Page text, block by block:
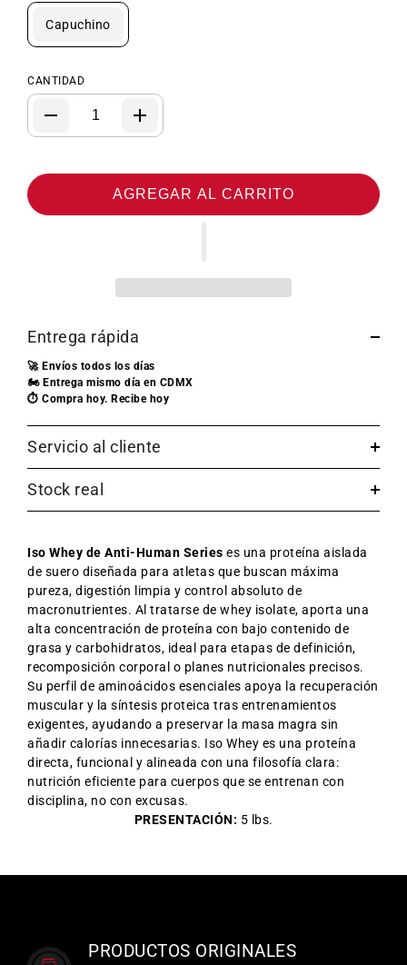
Capuchino
CANTIDAD
AGREGAR AL CARRITO
Entrega rápida
🚀 Envíos todos los días
🏍️ Entrega mismo día en CDMX
⏱️ Compra hoy. Recibe hoy
Servicio al cliente
Stock real
Iso Whey de Anti-Human Series es una proteína aislada
de suero diseñada para atletas que buscan máxima
pureza, digestión limpia y control absoluto de
macronutrientes. Al tratarse de whey isolate, aporta una
alta concentración de proteína con bajo contenido de
grasa y carbohidratos, ideal para etapas de definición,
recomposición corporal o planes nutricionales precisos.
Su perfil de aminoácidos esenciales apoya la recuperación
muscular y la síntesis proteica tras entrenamientos
exigentes, ayudando a preservar la masa magra sin
añadir calorías innecesarias. Iso Whey es una proteína
directa, funcional y alineada con una filosofía clara:
nutrición eficiente para cuerpos que se entrenan con
disciplina, no con excusas.
PRESENTACIÓN: 5 lbs.
PRODUCTOS ORIGINALES